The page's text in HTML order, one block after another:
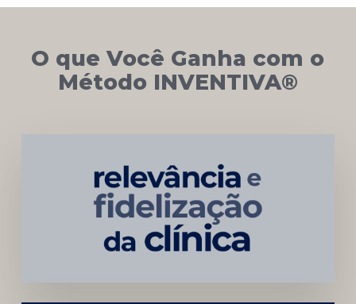
O que Você Ganha com o
Método INVENTIVA®
Networking
e
Autoridade
Institucional